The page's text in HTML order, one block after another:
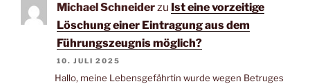
Michael Schneiderzu Ist eine vorzeitige
Löschung einer Eintragung aus dem
Führungszeugnis möglich?
10. JULI 2025
Hallo, meine Lebensgefährtin wurde wegen Betruges